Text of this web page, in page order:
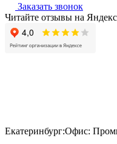
Заказать звонок
Читайте отзывы на Яндекс
Екатеринбург:Офис: